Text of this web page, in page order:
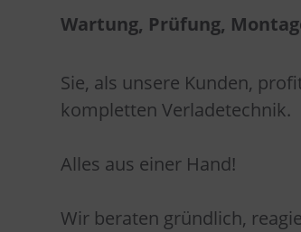
Wartung, Prüfung,
Sie, als unsere Kunden,
kompletten Verladetechnik.
Alles aus einer Hand!
Wir beraten gründlich,